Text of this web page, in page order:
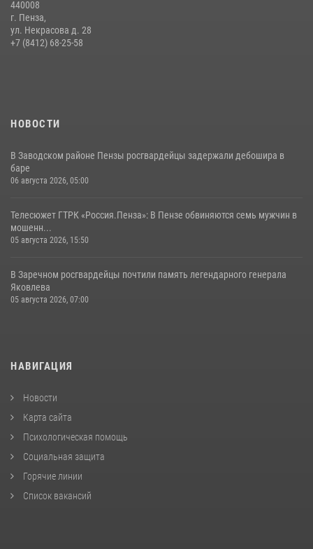
11 июля 2026, 10:00
В Пензе сотрудники Росгвардии обезвредили артиллерийский
440008
г. Пенза,
ул. Некрасова д. 28
+7 (8412) 68-25-58
НОВОСТИ
В Заводском районе Пензы росгвардейцы задержали дебошира в
баре
06 августа 2026, 05:00
Телесюжет ГТРК «Россия.Пенза»: В Пензе обвиняются семь мужчин в
мошенн...
05 августа 2026, 15:50
В Заречном росгвардейцы почтили память легендарного генерала
Яковлева
05 августа 2026, 07:00
НАВИГАЦИЯ
Новости
Карта сайта
Психологическая помощь
Социальная защита
Горячие линии
Список вакансий